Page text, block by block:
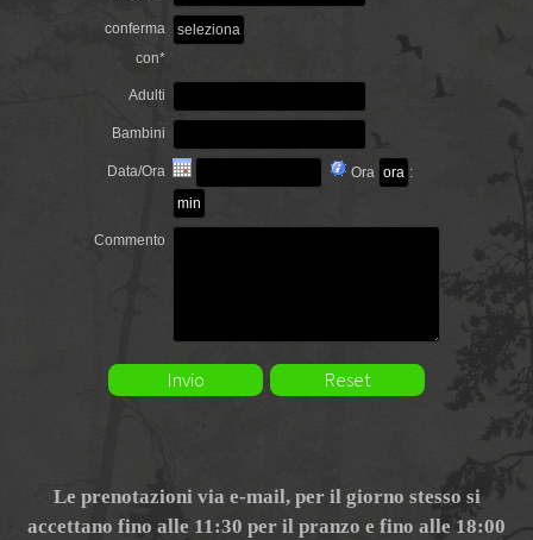
conferma
con*
Adulti
Bambini
Data/Ora Ora :
Commento
Le prenotazioni via e-mail, per il giorno stesso si
accettano fino alle 11:30 per il pranzo e fino alle 18:00